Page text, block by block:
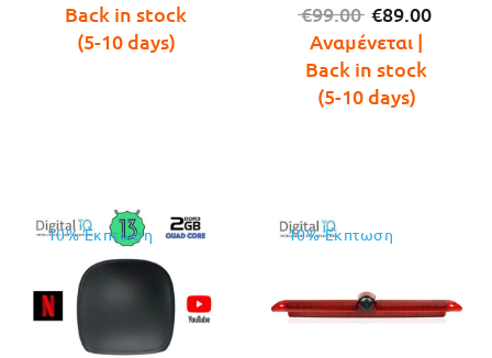
was:
€99.00.
Back in stock
(5-10 days)
€99.00 Original
price
was:
€99.00.
€89.00
Αναμένεται |
Back in stock
(5-10 days)
10% Έκπτωση 10% Έκπτωση